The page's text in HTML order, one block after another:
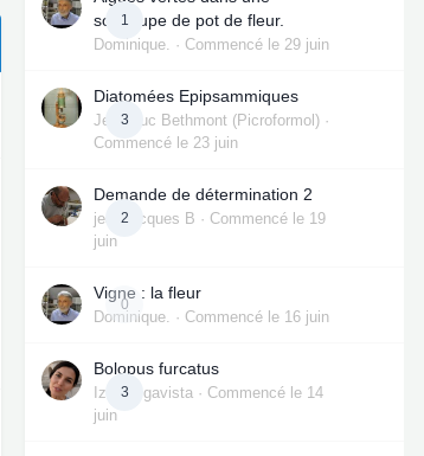
1
soucoupe de pot de fleur.
Dominique. · Commencé le 29 juin
3
Diatomées Epipsammiques
Jean-Luc Bethmont (Picroformol) ·
Commencé le 23 juin
2
Demande de détermination 2
jean-jacques B · Commencé le 19
juin
0
Vigne : la fleur
Dominique. · Commencé le 16 juin
3
Bolopus furcatus
Izmi Gigavista · Commencé le 14
juin